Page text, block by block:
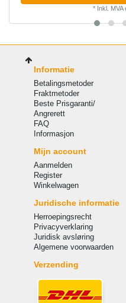
* Inkl. MVA
Informatie
Betalingsmetoder
Fraktmetoder
Beste Prisgaranti/
Angrerett
FAQ
Informasjon
Mijn account
Aanmelden
Register
Winkelwagen
Juridische informatie
Herroepingsrecht
Privacyverklaring
Juridisk avsløring
Algemene voorwaarden
Verzending